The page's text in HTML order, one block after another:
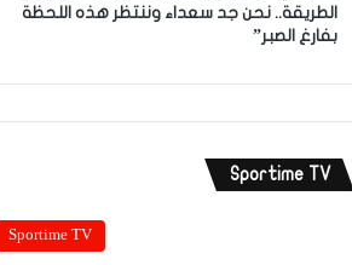
الطريقة.. نحن جد سعداء وننتظر هذه اللحظة
بفارغ الصبر”
Sportime TV
Sportime TV